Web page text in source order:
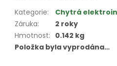
Kategorie:
Chytrá
Záruka:
2 roky
Hmotnost: 0.142 kg
Položka byla vyprodána…